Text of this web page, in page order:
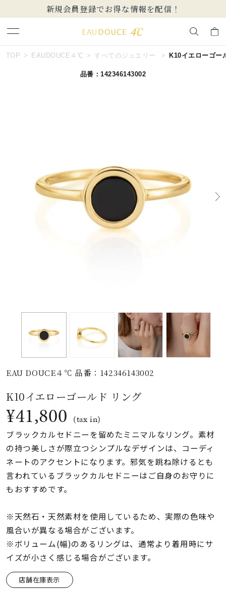
新規会員登録でお得な情報を配信！
キーワードで検索する
ブランド EAU DOUCE４℃
すべてのジュエリー
誕生石
石の色
ファッションテイス
ト
着用シーン
コレクション
レディース
リングサイズ
メンズ
リングサイズ
TOP EAUDOUCE４℃ すべてのジュエリー K10イエローゴ
品番：142346143002
EAU DOUCE４℃ 品番：142346143002
K10イエローゴールド リング
¥41,800 (tax in)
ブラックカルセドニーを留めたミニマルなリング。素材
の持つ美しさが際立つシンプルなデザインは、コーディ
ネートのアクセントになります。邪気を跳ね除けるとも
言われているブラックカルセドニーはご自身のお守りに
もおすすめです。
※天然石・天然素材を使用しているため、実際の色味や
風合いが異なる場合がございます。
※ボリューム(幅)のあるリングは、通常より着用時にサ
イズが小さく感じる場合がございます。
店舗在庫表示